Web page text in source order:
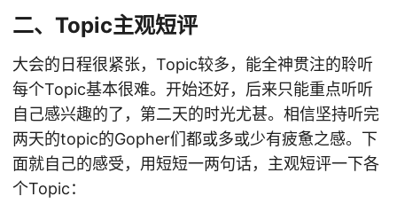
二、Topic主观短评
大会的日程很紧张，Topic较多，能全神贯注的聆听
每个Topic基本很难。开始还好，后来只能重点听听
自己感兴趣的了，第二天的时光尤甚。相信坚持听完
两天的topic的Gopher们都或多或少有疲惫之感。下
面就自己的感受，用短短一两句话，主观短评一下各
个Topic：